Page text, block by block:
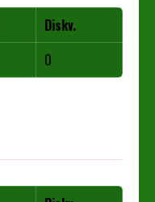
Diskv.
0